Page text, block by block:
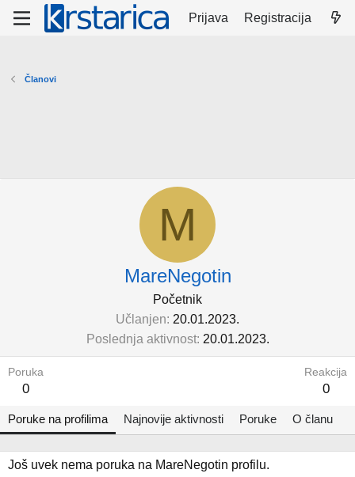
Prijava Registracija
Članovi
M
MareNegotin
Početnik
Učlanjen 20.01.2023.
Poslednja aktivnost 20.01.2023.
Poruka
0
Reakcija
0
Poruke na profilima Najnovije aktivnosti Poruke O članu
Još uvek nema poruka na MareNegotin profilu.